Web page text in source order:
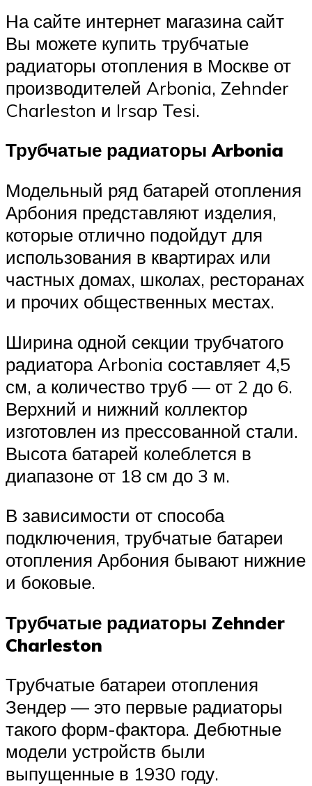
На сайте интернет магазина сайт
Вы можете купить трубчатые
радиаторы отопления в Москве от
производителей Arbonia, Zehnder
Charleston и Irsap Tesi.
Трубчатые радиаторы Arbonia
Модельный ряд батарей отопления
Арбония представляют изделия,
которые отлично подойдут для
использования в квартирах или
частных домах, школах, ресторанах
и прочих общественных местах.
Ширина одной секции трубчатого
радиатора Arbonia составляет 4,5
см, а количество труб — от 2 до 6.
Верхний и нижний коллектор
изготовлен из прессованной стали.
Высота батарей колеблется в
диапазоне от 18 см до 3 м.
В зависимости от способа
подключения, трубчатые батареи
отопления Арбония бывают нижние
и боковые.
Трубчатые радиаторы Zehnder
Charleston
Трубчатые батареи отопления
Зендер — это первые радиаторы
такого форм-фактора. Дебютные
модели устройств были
выпущенные в 1930 году.